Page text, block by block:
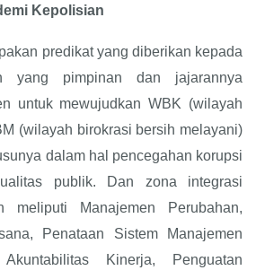
Kepolisian
predikat yang diberikan kepada
yang pimpinan dan jajarannya
untuk mewujudkan WBK (wilayah
(wilayah birokrasi bersih melayani)
dalam hal pencegahan korupsi
publik. Dan zona integrasi
meliputi Manajemen Perubahan,
Penataan Sistem Manajemen
Kinerja, Penguatan